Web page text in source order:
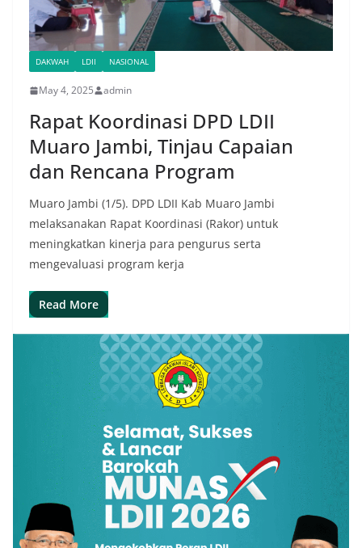
DAKWAH LDII NASIONAL
May 4, 2025 admin
Rapat Koordinasi DPD LDII
Muaro Jambi, Tinjau Capaian
dan Rencana Program
Muaro Jambi (1/5). DPD LDII Kab Muaro Jambi
melaksanakan Rapat Koordinasi (Rakor) untuk
meningkatkan kinerja para pengurus serta
mengevaluasi program kerja
Read More